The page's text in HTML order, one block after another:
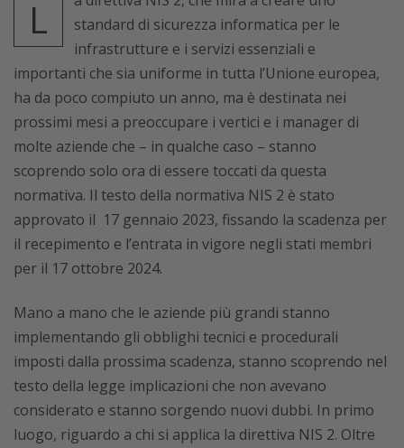
L
standard di sicurezza informatica per le
infrastrutture e i servizi essenziali e
importanti che sia uniforme in tutta l’Unione europea,
ha da poco compiuto un anno, ma è destinata nei
prossimi mesi a preoccupare i vertici e i manager di
molte aziende che – in qualche caso – stanno
scoprendo solo ora di essere toccati da questa
normativa. Il testo della normativa NIS 2 è stato
approvato il 17 gennaio 2023, fissando la scadenza per
il recepimento e l’entrata in vigore negli stati membri
per il 17 ottobre 2024.
Mano a mano che le aziende più grandi stanno
implementando gli obblighi tecnici e procedurali
imposti dalla prossima scadenza, stanno scoprendo nel
testo della legge implicazioni che non avevano
considerato e stanno sorgendo nuovi dubbi. In primo
luogo, riguardo a chi si applica la direttiva NIS 2. Oltre